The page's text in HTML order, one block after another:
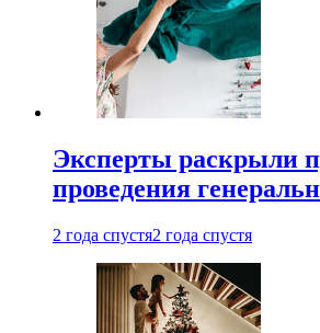
Эксперты раскрыли
проведения
2 года спустя2 года спустя